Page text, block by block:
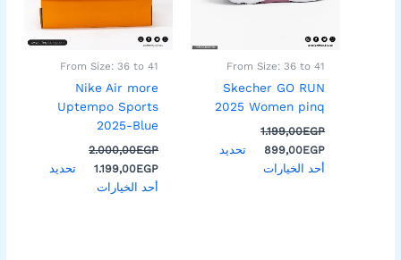
From Size: 36 to 41
Skecher GO RUN
2025 Women pinq
1.199,00EGP
899,00EGP
تحديد
أحد الخيارات
لهذا
اختيار
صفحة
From Size: 36 to 41
Nike Air more
Uptempo Sports
2025-Blue
2.000,00EGP
1.199,00EGP
تحديد
أحد الخيارات
لهذا
يمكن
اختيار
صفحة